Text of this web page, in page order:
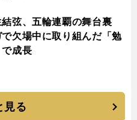
結弦、五輪連覇の舞台裏
欠場中に取り組んだ「勉
成長
見る